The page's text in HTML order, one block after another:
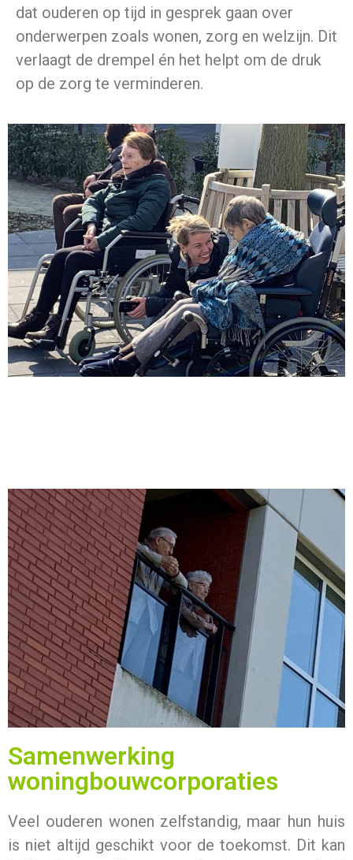
dat ouderen op tijd in gesprek gaan over
onderwerpen zoals wonen, zorg en welzijn. Dit
verlaagt de drempel én het helpt om de druk
op de zorg te verminderen.
Samenwerking
woningbouwcorporaties
Veel ouderen wonen zelfstandig, maar hun huis
is niet altijd geschikt voor de toekomst. Dit kan